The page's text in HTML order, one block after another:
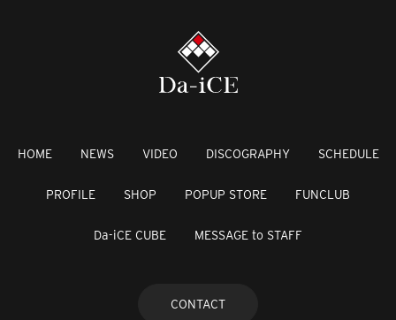
HOME NEWS VIDEO DISCOGRAPHY SCHEDULE
PROFILE SHOP POPUP STORE FUNCLUB
Da-iCE CUBE MESSAGE to STAFF
CONTACT